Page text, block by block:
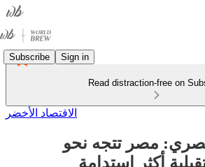
Subscribe Sign in
Read distraction-free on
الاقتصاد الأخضر
مصر تتجه نحو
أكثر إستدامة